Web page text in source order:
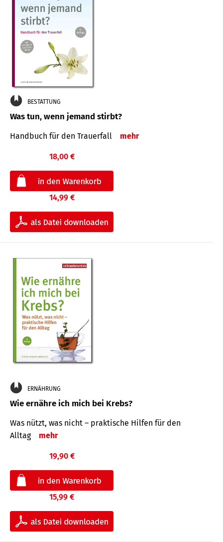
BESTATTUNG
Was tun, wenn jemand stirbt?
Handbuch für den Trauerfall mehr
18,00 €
14,99 €
ERNÄHRUNG
Wie ernähre ich mich bei Krebs?
Was nützt, was nicht – praktische Hilfen für den
Alltag
mehr
19,90 €
15,99 €